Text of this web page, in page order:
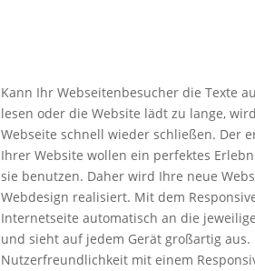
Kann Ihr Webseitenbesucher die Texte
lesen oder die Website lädt zu lange,
Webseite schnell wieder schließen. Der
Ihrer Website wollen ein perfektes
sie benutzen. Daher wird Ihre neue
Webdesign realisiert. Mit dem
Internetseite automatisch an die
und sieht auf jedem Gerät großartig
Nutzerfreundlichkeit mit einem